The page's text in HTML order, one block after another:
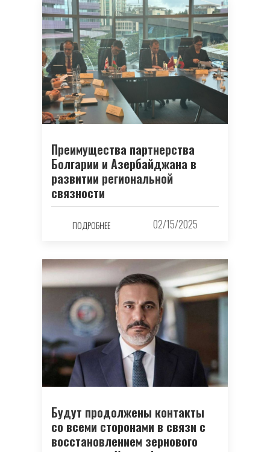
Преимущества партнерства
Болгарии и Азербайджана в
развитии региональной
связности
ПОДРОБНЕЕ 02/15/2025
Будут продолжены контакты
со всеми сторонами в связи с
восстановлением зернового